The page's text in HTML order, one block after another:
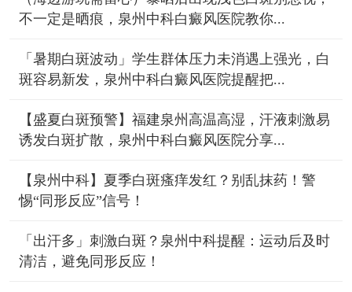
不一定是晒痕，泉州中科白癜风医院教你...
「暑期白斑波动」学生群体压力未消遇上强光，白
斑容易新发，泉州中科白癜风医院提醒把...
【盛夏白斑预警】福建泉州高温高湿，汗液刺激易
诱发白斑扩散，泉州中科白癜风医院分享...
【泉州中科】夏季白斑瘙痒发红？别乱抹药！警
惕“同形反应”信号！
「出汗多」刺激白斑？泉州中科提醒：运动后及时
清洁，避免同形反应！